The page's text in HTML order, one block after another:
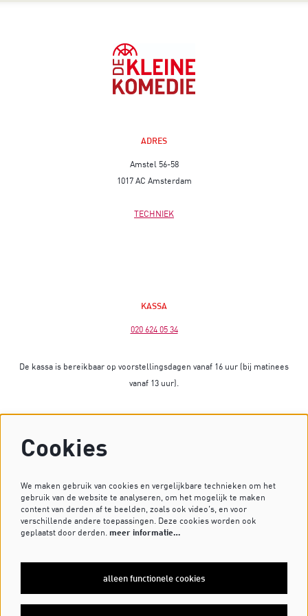
ADRES
Amstel 56-58
1017 AC Amsterdam
TECHNIEK
KASSA
020 624 05 34
De kassa is bereikbaar op voorstellingsdagen vanaf 16 uur (bij matinees
vanaf 13 uur).
Heb je vragen? Stuur dan een mailtje naar
VOLG ONS OP
MELD JE AAN VOOR DE NIEUWSBRIEF
Cookies
We maken gebruik van cookies en vergelijkbare technieken om het
gebruik van de website te analyseren, om het mogelijk te maken
content van derden af te beelden, zoals ook video’s, en voor
verschillende andere toepassingen. Deze cookies worden ook
geplaatst door derden. meer informatie…
alleen functionele cookies